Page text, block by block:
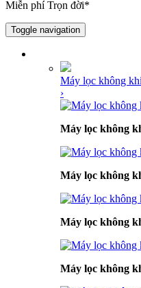
Miễn phí Trọn đời*
Toggle navigation
Máy lọc không
›
Máy lọc không
Máy lọc không
Máy lọc không
Máy lọc không